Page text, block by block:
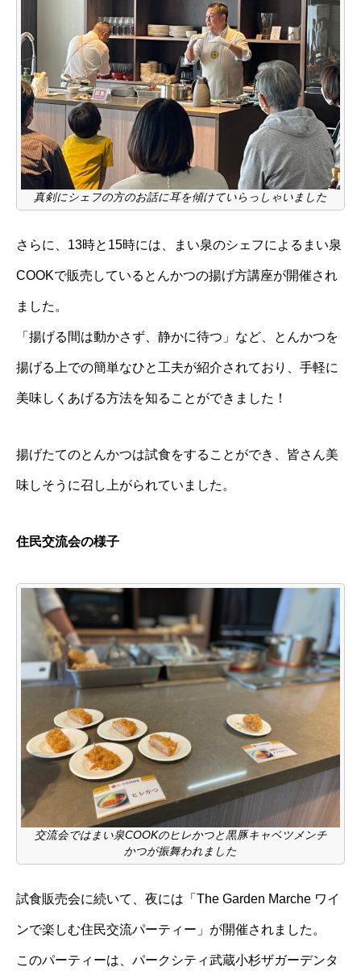
真剣にシェフの方のお話に耳を傾けていらっしゃいました
さらに、13時と15時には、まい泉のシェフによるまい泉
COOKで販売しているとんかつの揚げ方講座が開催され
ました。
「揚げる間は動かさず、静かに待つ」など、とんかつを
揚げる上での簡単なひと工夫が紹介されており、手軽に
美味しくあげる方法を知ることができました！
揚げたてのとんかつは試食をすることができ、皆さん美
味しそうに召し上がられていました。
住民交流会の様子
交流会ではまい泉COOKのヒレかつと黒豚キャベツメンチ
かつが振舞われました
試食販売会に続いて、夜には「The Garden Marche ワイ
ンで楽しむ住民交流パーティー」が開催されました。
このパーティーは、パークシティ武蔵小杉ザガーデンタ